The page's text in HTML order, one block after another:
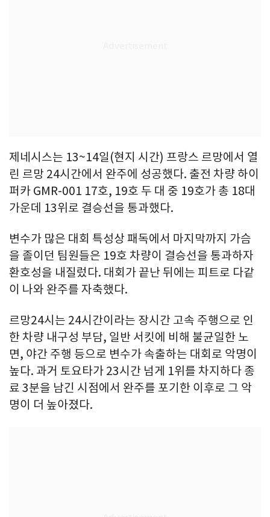
제네시스는 13~14일(현지 시간) 프랑스 르망에서 열
린 르망 24시간에서 완주에 성공했다. 출전 차량 하이
퍼카 GMR-001 17호, 19호 두 대 중 19호가 총 18대
가운데 13위로 결승선을 통과했다.
변수가 많은 대회 특성상 패독에서 마지막까지 가슴
을 졸이던 팀원들은 19호 차량이 결승선을 통과하자
환호성을 내질렀다. 대회가 끝난 뒤에는 피트로 다같
이 나와 완주를 자축했다.
르망24시는 24시간이라는 장시간 고속 주행으로 인
한 차량 내구성 부담, 일반 서킷에 비해 불균일한 노
면, 야간 주행 등으로 변수가 속출하는 대회로 악명이
높다. 과거 토요타가 23시간 넘게 1위를 차지하다 종
료 3분을 남긴 시점에서 완주를 포기한 이후로 그 악
명이 더 높아졌다.